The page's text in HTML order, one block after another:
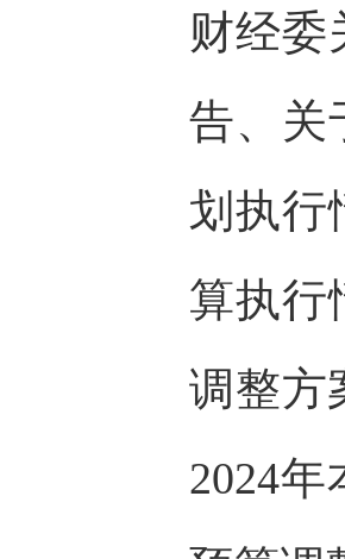
财经委
告、关
划执行
算执行
调整方
2024年